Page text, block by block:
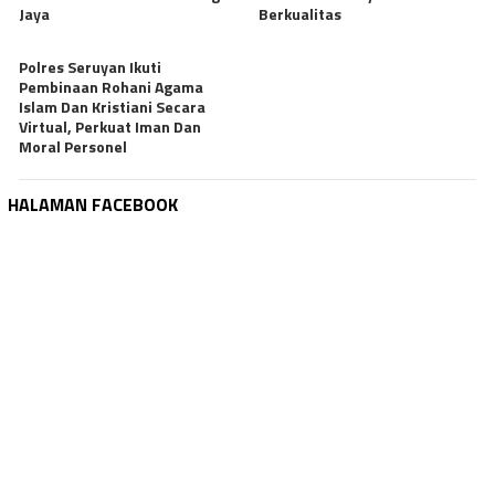
Jaya
Berkualitas
Polres Seruyan Ikuti
Pembinaan Rohani Agama
Islam Dan Kristiani Secara
Virtual, Perkuat Iman Dan
Moral Personel
HALAMAN FACEBOOK